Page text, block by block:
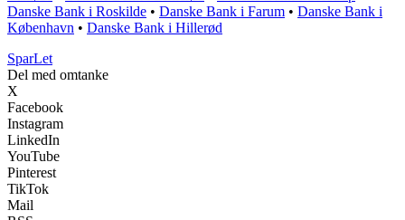
Danske Bank i Roskilde • Danske Bank i Farum • Danske Bank i
København • Danske Bank i Hillerød
SparLet
Del med omtanke
X
Facebook
Instagram
LinkedIn
YouTube
Pinterest
TikTok
Mail